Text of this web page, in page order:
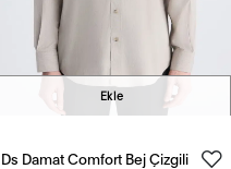
Ekle
Ds Damat Comfort Bej Çizgili